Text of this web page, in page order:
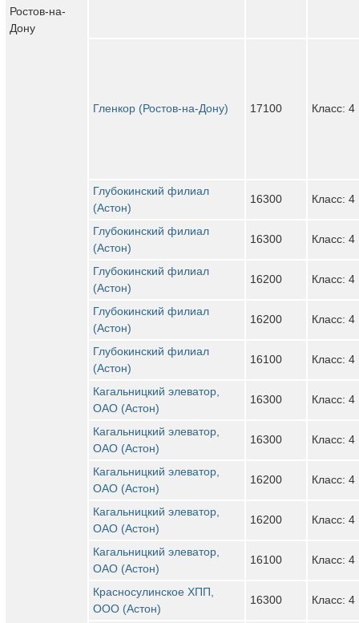
Ростов-на-
Дону
Гленкор (Ростов-на-Дону) 17100 Класс: 4
Глубокинский филиал
(Астон)
16300 Класс: 4
Глубокинский филиал
(Астон)
16300 Класс: 4
Глубокинский филиал
(Астон)
16200 Класс: 4
Глубокинский филиал
(Астон)
16200 Класс: 4
Глубокинский филиал
(Астон)
16100 Класс: 4
Кагальницкий элеватор,
ОАО (Астон)
16300 Класс: 4
Кагальницкий элеватор,
ОАО (Астон)
16300 Класс: 4
Кагальницкий элеватор,
ОАО (Астон)
16200 Класс: 4
Кагальницкий элеватор,
ОАО (Астон)
16200 Класс: 4
Кагальницкий элеватор,
ОАО (Астон)
16100 Класс: 4
Красносулинское ХПП,
ООО (Астон)
16300 Класс: 4